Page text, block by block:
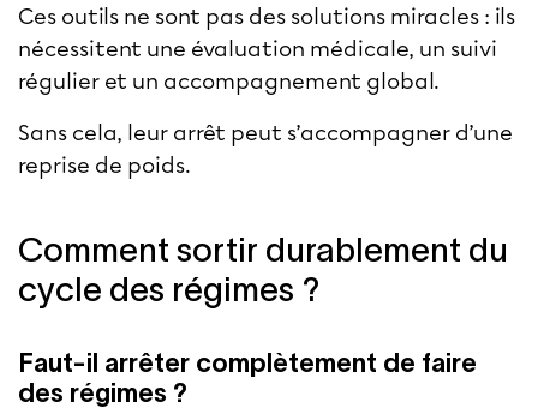
Ces outils ne sont pas des solutions miracles : ils
nécessitent une évaluation médicale, un suivi
régulier et un accompagnement global.
Sans cela, leur arrêt peut s’accompagner d’une
reprise de poids.
Comment sortir durablement du
cycle des régimes ?
Faut-il arrêter complètement de faire
des régimes ?